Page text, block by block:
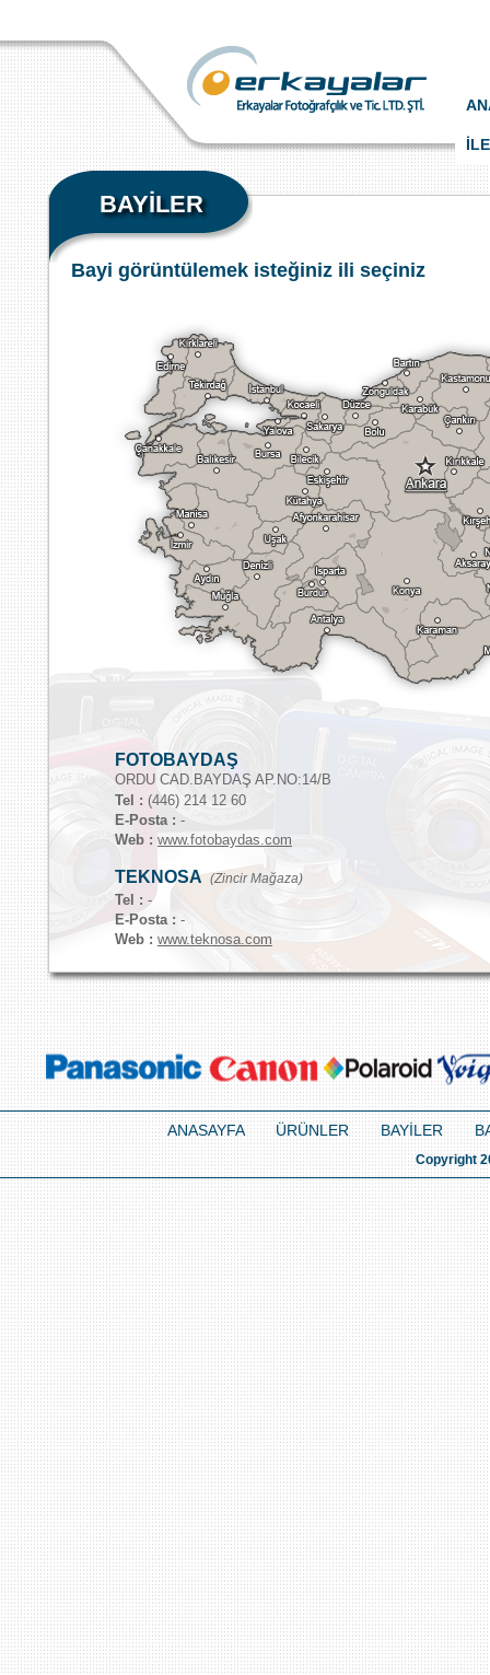
BAYİLER
Bayi görüntülemek isteğiniz ili seçiniz
FOTOBAYDAŞ
ORDU CAD.BAYDAŞ AP.NO:14/B
Tel : (446) 214 12 60
E-Posta : -
Web : www.fotobaydas.com
TEKNOSA(Zincir Mağaza)
Tel : -
E-Posta : -
Web : www.teknosa.com
ANASAYFA ÜRÜNLER BAYİLER
Copyright